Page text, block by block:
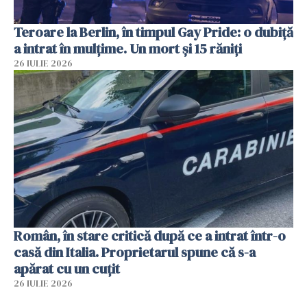
Teroare la Berlin, în timpul Gay Pride: o dubiță
a intrat în mulțime. Un mort și 15 răniți
26 IULIE 2026
Român, în stare critică după ce a intrat într-o
casă din Italia. Proprietarul spune că s-a
apărat cu un cuțit
26 IULIE 2026